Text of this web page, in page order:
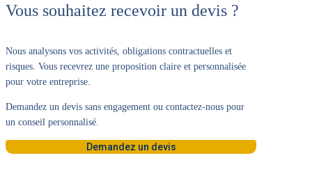
Vous souhaitez recevoir un devis ?
Nous analysons vos activités, obligations contractuelles et
risques. Vous recevrez une proposition claire et personnalisée
pour votre entreprise.
Demandez un devis sans engagement ou contactez-nous pour
un conseil personnalisé.
Demandez un devis